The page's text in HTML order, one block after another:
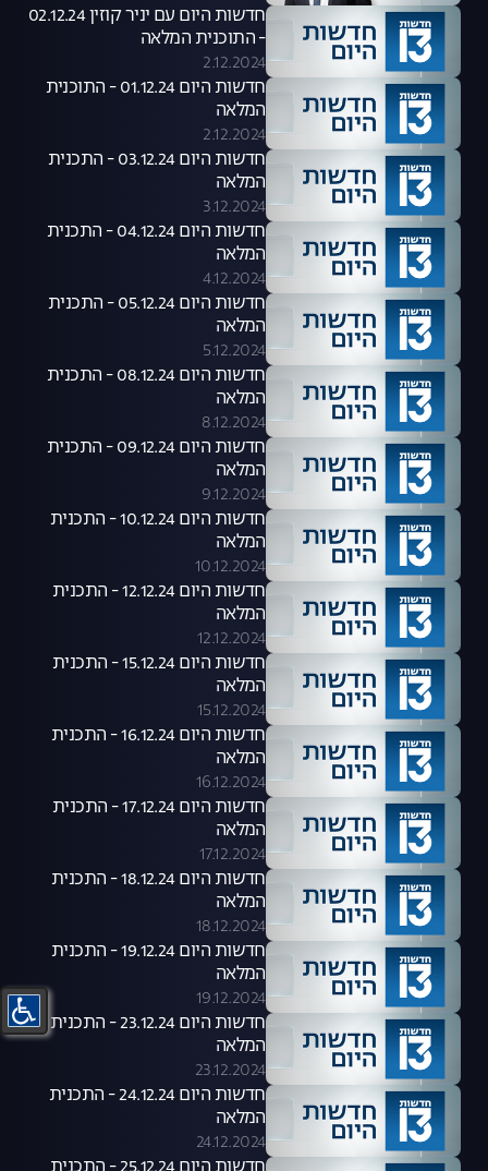
חדשות היום עם יניר קוזין 02.12.24
- התוכנית המלאה
2.12.2024
חדשות היום 01.12.24 - התוכנית
המלאה
2.12.2024
חדשות היום 03.12.24 - התכנית
המלאה
3.12.2024
חדשות היום 04.12.24 - התכנית
המלאה
4.12.2024
חדשות היום 05.12.24 - התכנית
המלאה
5.12.2024
חדשות היום 08.12.24 - התכנית
המלאה
8.12.2024
חדשות היום 09.12.24 - התכנית
המלאה
9.12.2024
חדשות היום 10.12.24 - התכנית
המלאה
10.12.2024
חדשות היום 12.12.24 - התכנית
המלאה
12.12.2024
חדשות היום 15.12.24 - התכנית
המלאה
15.12.2024
חדשות היום 16.12.24 - התכנית
המלאה
16.12.2024
חדשות היום 17.12.24 - התכנית
המלאה
17.12.2024
חדשות היום 18.12.24 - התכנית
המלאה
18.12.2024
חדשות היום 19.12.24 - התכנית
המלאה
19.12.2024
חדשות היום 23.12.24 - התכנית
המלאה
23.12.2024
חדשות היום 24.12.24 - התכנית
המלאה
24.12.2024